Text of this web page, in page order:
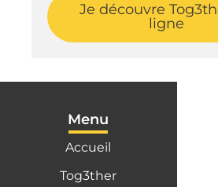
Je découvre
ligne
Menu
Accueil
Tog3ther